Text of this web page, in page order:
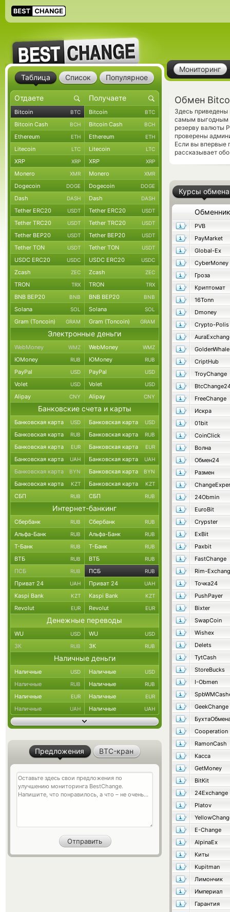
Мониторинг
Обмен
Здесь приведены
самым выгодным
резерву валюты
проверены
Если вы впервые
рассказывает
Курсы обмена
Обменник
PVB
PayMarket
Global-Ex
CyberMoney
Гроза
Криптомат
16Tonn
Dmoney
Crypto-Polis
GoldenWhale
CriptHub
TroyChange
FreeChange
Искра
01bit
CoinClick
Волна
Обмен24
Размен
24Obmin
EuroBit
Crypster
ExBit
Paxbit
FastChange
Rim-
Точка24
PushPayer
Bixter
SwapCoin
Wishex
Delets
TytCash
StoreBucks
I-Obmen
GeekChange
Cooperation
RamonCash
Касса
GetMoney
BitKit
24Exchange
Platov
E-Change
AlpinaEx
Киты
Kupitman
Лимончик
Империал
Гарантия
Таблица Список Популярное
Bitcoin BTC Bitcoin BTC
Bitcoin Cash BCH Bitcoin Cash BCH
Ethereum ETH Ethereum ETH
Litecoin LTC Litecoin LTC
XRP XRP XRP XRP
Monero XMR Monero XMR
Dogecoin DOGE Dogecoin DOGE
Dash DASH Dash DASH
Tether ERC20 USDT Tether ERC20 USDT
Tether TRC20 USDT Tether TRC20 USDT
Tether BEP20 USDT Tether BEP20 USDT
Tether TON USDT Tether TON USDT
USDC ERC20 USDC USDC ERC20 USDC
Zcash ZEC Zcash ZEC
TRON TRX TRON TRX
BNB BEP20 BNB BNB BEP20 BNB
Solana SOL Solana SOL
Gram (Toncoin) GRAM Gram (Toncoin) GRAM
Электронные деньги
WebMoney WMZ WebMoney WMZ
ЮMoney RUB ЮMoney RUB
PayPal USD PayPal USD
Volet USD Volet USD
Alipay CNY Alipay CNY
Банковские счета и карты
Банковская карта USD Банковская карта USD
Банковская карта RUB Банковская карта RUB
Банковская карта EUR Банковская карта EUR
Банковская карта UAH Банковская карта UAH
Банковская карта BYN Банковская карта BYN
Банковская карта KZT Банковская карта KZT
СБП RUB СБП RUB
Интернет-банкинг
Сбербанк RUB Сбербанк RUB
Альфа-Банк RUB Альфа-Банк RUB
Т-Банк RUB Т-Банк RUB
ВТБ RUB ВТБ RUB
ПСБ RUB ПСБ RUB
Приват 24 UAH Приват 24 UAH
Kaspi Bank KZT Kaspi Bank KZT
Revolut EUR Revolut EUR
Денежные переводы
WU USD WU USD
ЗК RUB ЗК RUB
Наличные деньги
Наличные USD Наличные USD
Наличные RUB Наличные RUB
Наличные EUR Наличные EUR
Наличные UAH Наличные UAH
Предложения BTC-кран